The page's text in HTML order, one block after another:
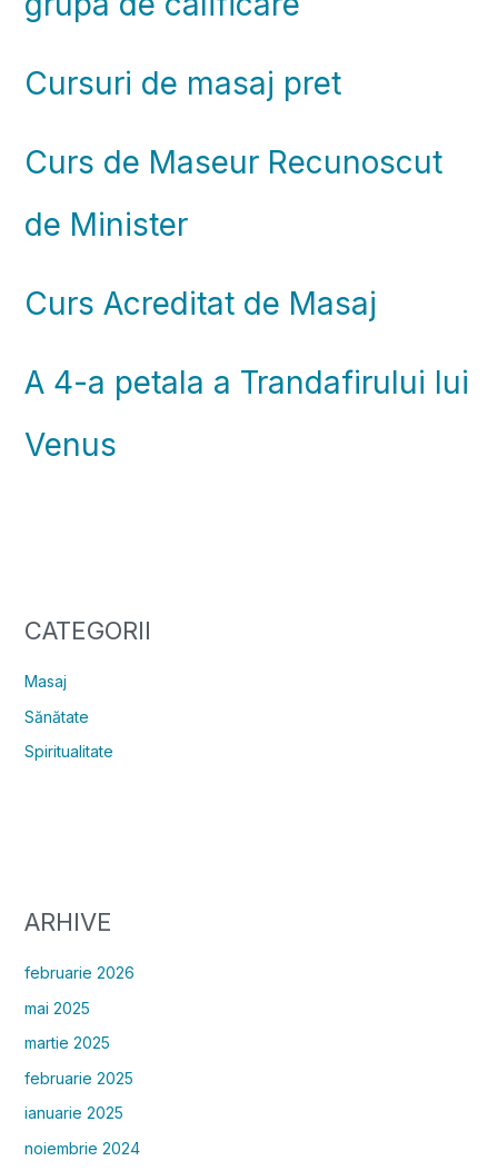
Cursuri de masaj pret
Curs de Maseur Recunoscut
de Minister
Curs Acreditat de Masaj
A 4-a petala a Trandafirului lui
Venus
CATEGORII
Masaj
Sănătate
Spiritualitate
ARHIVE
februarie 2026
mai 2025
martie 2025
februarie 2025
ianuarie 2025
noiembrie 2024